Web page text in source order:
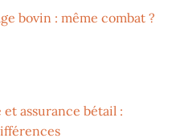
bovin : même combat ?
assurance bétail :